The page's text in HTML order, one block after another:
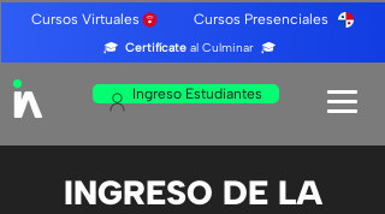
Cursos Virtuales Cursos Presenciales
🎓 Certifícate al Culminar 🎓
Ingreso Estudiantes
INGRESO DE LA